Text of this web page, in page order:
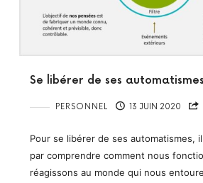
Se libérer de ses automatismes
PERSONNEL 13 JUIN 2020
Pour se libérer de ses automatismes,
par comprendre comment nous
réagissons au monde qui nous